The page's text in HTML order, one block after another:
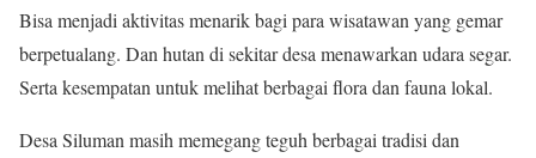
Bisa menjadi aktivitas menarik bagi para wisatawan yang gemar
berpetualang. Dan hutan di sekitar desa menawarkan udara segar.
Serta kesempatan untuk melihat berbagai flora dan fauna lokal.
Desa Siluman masih memegang teguh berbagai tradisi dan